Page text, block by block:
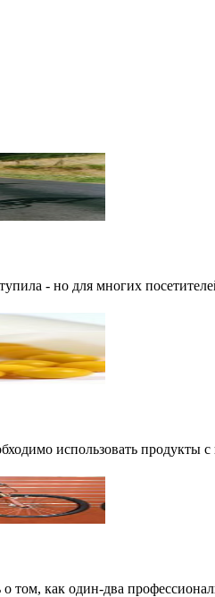
- но для многих
использовать продукты
том, как один-два